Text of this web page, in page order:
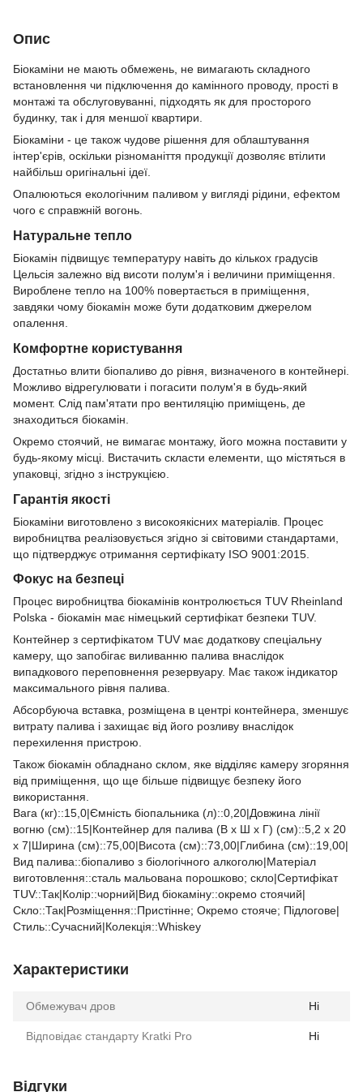
Опис
Біокаміни не мають обмежень, не вимагають складного
встановлення чи підключення до камінного проводу, прості в
монтажі та обслуговуванні, підходять як для просторого
будинку, так і для меншої квартири.
Біокаміни - це також чудове рішення для облаштування
інтер'єрів, оскільки різноманіття продукції дозволяє втілити
найбільш оригінальні ідеї.
Опалюються екологічним паливом у вигляді рідини, ефектом
чого є справжній вогонь.
Натуральне тепло
Біокамін підвищує температуру навіть до кількох градусів
Цельсія залежно від висоти полум'я і величини приміщення.
Вироблене тепло на 100% повертається в приміщення,
завдяки чому біокамін може бути додатковим джерелом
опалення.
Комфортне користування
Достатньо влити біопаливо до рівня, визначеного в контейнері.
Можливо відрегулювати і погасити полум'я в будь-який
момент. Слід пам'ятати про вентиляцію приміщень, де
знаходиться біокамін.
Окремо стоячий, не вимагає монтажу, його можна поставити у
будь-якому місці. Вистачить скласти елементи, що містяться в
упаковці, згідно з інструкцією.
Гарантія якості
Біокаміни виготовлено з високоякісних матеріалів. Процес
виробництва реалізовується згідно зі світовими стандартами,
що підтверджує отримання сертифікату ISO 9001:2015.
Фокус на безпеці
Процес виробництва біокамінів контролюється TUV Rheinland
Polska - біокамін має німецький сертифікат безпеки TUV.
Контейнер з сертифікатом TUV має додаткову спеціальну
камеру, що запобігає виливанню палива внаслідок
випадкового переповнення резервуару. Має також індикатор
максимального рівня палива.
Абсорбуюча вставка, розміщена в центрі контейнера, зменшує
витрату палива і захищає від його розливу внаслідок
перехилення пристрою.
Також біокамін обладнано склом, яке відділяє камеру згоряння
від приміщення, що ще більше підвищує безпеку його
використання.
Вага (кг)::15,0|Ємність біопальника (л)::0,20|Довжина лінії
вогню (см)::15|Контейнер для палива (В x Ш x Г) (см)::5,2 x 20
x 7|Ширина (см)::75,00|Висота (см)::73,00|Глибина (см)::19,00|
Вид палива::біопаливо з біологічного алкоголю|Матеріал
виготовлення::сталь мальована порошково; скло|Сертифікат
TUV::Так|Колір::чорний|Вид біокаміну::окремо стоячий|
Скло::Так|Розміщення::Пристінне; Окремо стояче; Підлогове|
Стиль::Cучасний|Колекція::Whiskey
Характеристики
Обмежувач дров Ні
Відповідає стандарту Kratki Pro Ні
Відгуки